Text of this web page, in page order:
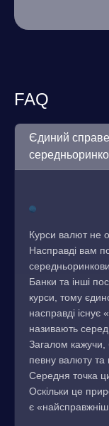
FAQ
Єдиний
Курси валют не
Насправді вам
Банки та інші
курси, тому
насправді
називають
Загалом кажучи,
певну валюту та
Середня точка
Оскільки це
є